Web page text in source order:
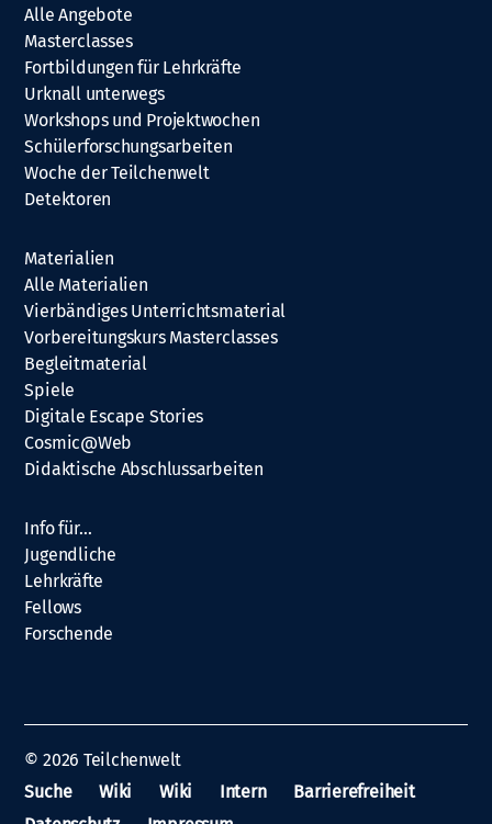
Alle Angebote
Masterclasses
Fortbildungen für Lehrkräfte
Urknall unterwegs
Workshops und Projektwochen
Schülerforschungsarbeiten
Woche der Teilchenwelt
Detektoren
Materialien
Alle Materialien
Vierbändiges Unterrichtsmaterial
Vorbereitungskurs Masterclasses
Begleitmaterial
Spiele
Digitale Escape Stories
Cosmic@Web
Didaktische Abschlussarbeiten
Info für…
Jugendliche
Lehrkräfte
Fellows
Forschende
© 2026 Teilchenwelt
Suche
Wiki Wiki Intern
Barrierefreiheit